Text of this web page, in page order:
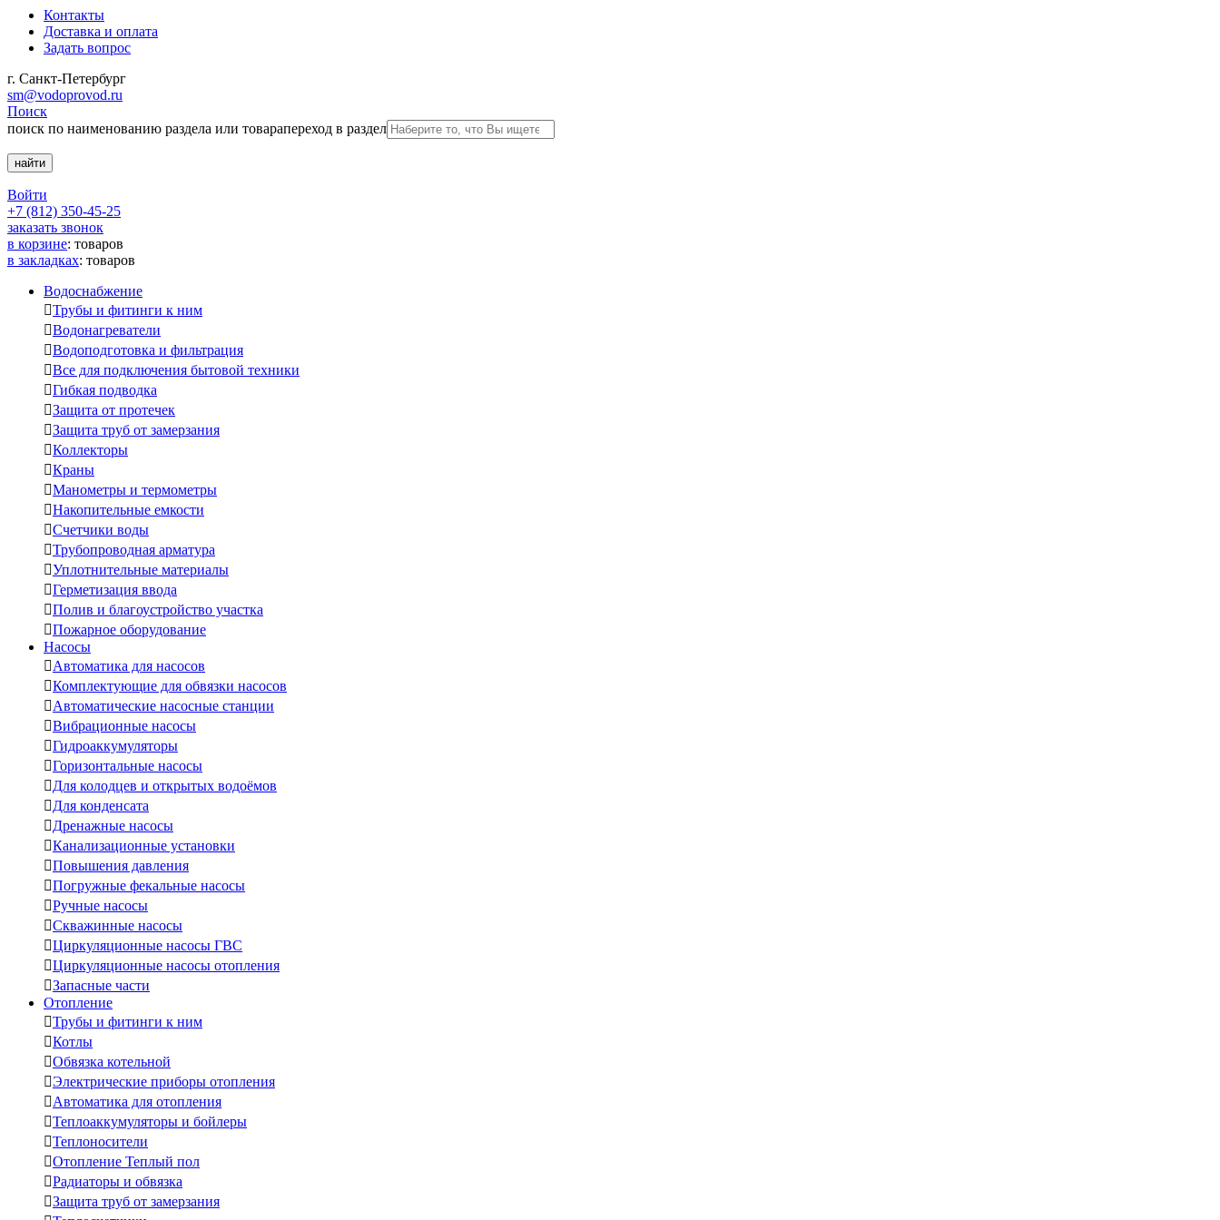
Контакты
Доставка и оплата
Задать вопрос
г. Санкт-Петербург
sm@vodoprovod.ru
Поиск
поиск по наименованию раздела или товарапереход в раздел
Войти
+7 (812) 350-45-25
заказать звонок
в корзине: товаров
в закладках: товаров
Водоснабжение
Трубы и фитинги к ним
Водонагреватели
Водоподготовка и фильтрация
Все для подключения бытовой техники
Гибкая подводка
Защита от протечек
Защита труб от замерзания
Коллекторы
Краны
Манометры и термометры
Накопительные емкости
Счетчики воды
Трубопроводная арматура
Уплотнительные материалы
Герметизация ввода
Полив и благоустройство участка
Пожарное оборудование
Насосы
Автоматика для насосов
Комплектующие для обвязки насосов
Автоматические насосные станции
Вибрационные насосы
Гидроаккумуляторы
Горизонтальные насосы
Для колодцев и открытых водоёмов
Для конденсата
Дренажные насосы
Канализационные установки
Повышения давления
Погружные фекальные насосы
Ручные насосы
Скважинные насосы
Циркуляционные насосы ГВС
Циркуляционные насосы отопления
Запасные части
Отопление
Трубы и фитинги к ним
Котлы
Обвязка котельной
Электрические приборы отопления
Автоматика для отопления
Теплоаккумуляторы и бойлеры
Теплоносители
Отопление Теплый пол
Радиаторы и обвязка
Защита труб от замерзания